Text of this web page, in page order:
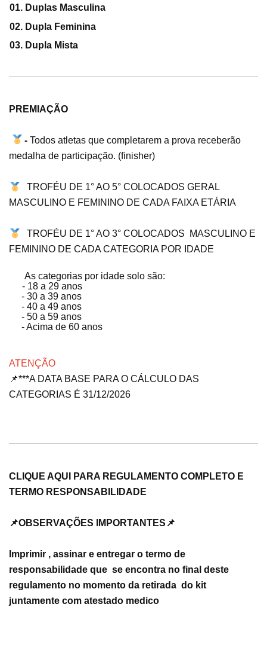
01. Duplas Masculina
02. Dupla Feminina
03. Dupla Mista
PREMIAÇÃO
-Todos atletas que completarem a prova receberão
medalha de participação. (finisher)
TROFÉU DE 1° AO 5° COLOCADOS GERAL
MASCULINO E FEMININO DE CADA FAIXA ETÁRIA
TROFÉU DE 1° AO 3° COLOCADOS MASCULINO E
FEMININO DE CADA CATEGORIA POR IDADE
As categorias por idade solo são:
- 18 a 29 anos
30 a 39 anos
40 a 49 anos
50 a 59 anos
Acima de 60 anos
ATENÇÃO
📌***A DATA BASE PARA O CÁLCULO DAS
CATEGORIAS É 31/12/2026
CLIQUE AQUI PARA REGULAMENTO COMPLETO E
TERMO RESPONSABILIDADE
📌OBSERVAÇÕES IMPORTANTES📌
Imprimir , assinar e entregar o termo de
responsabilidade que se encontra no final deste
regulamento no momento da retirada do kit
juntamente com atestado medico